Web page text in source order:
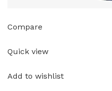
Compare
Quick view
Add to wishlist